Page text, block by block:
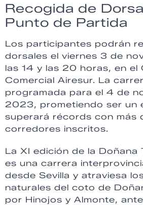
Recogida de
Punto de Partida
Los participantes podrán
dorsales el viernes 3 de
las 14 y las 20 horas, en el
Comercial Airesur. La
programada para el 4 de
2023, prometiendo ser un
superará récords con más
corredores inscritos.
La XI edición de la Doñana
es una carrera
desde Sevilla y atraviesa
naturales del coto de
por Hinojos y Almonte,